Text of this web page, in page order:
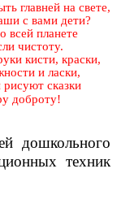
главней на свете,
дети?
краски,
ласки,
сказки
дошкольного
техник